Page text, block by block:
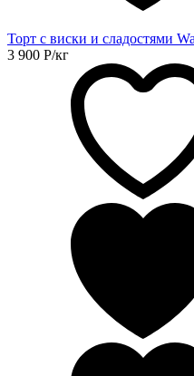
Торт с виски и сладостями
3 900 Р/кг